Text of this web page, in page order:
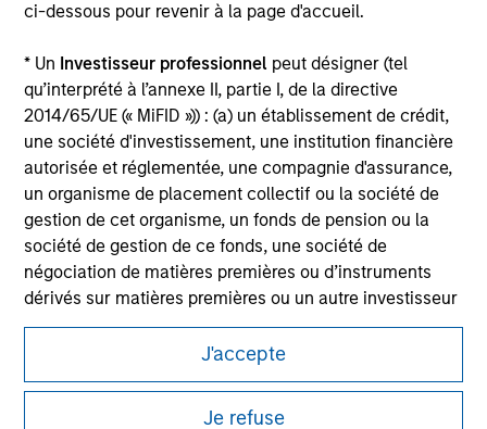
ci-dessous pour revenir à la page d'accueil.
* Un Investisseur professionnel peut désigner (tel
qu’interprété à l’annexe II, partie I, de la directive
2014/65/UE (« MiFID »)) : (a) un établissement de crédit,
une société d'investissement, une institution financière
autorisée et réglementée, une compagnie d'assurance,
un organisme de placement collectif ou la société de
gestion de cet organisme, un fonds de pension ou la
société de gestion de ce fonds, une société de
négociation de matières premières ou d’instruments
dérivés sur matières premières ou un autre investisseur
institutionnel, qui devra être agréé(e) ou réglementé(e)
pour opérer sur les marchés financiers ; (b) une grande
entité remplissant au moins deux des critères de taille
J'accepte
Je refuse
considerations.
Morgan Stanley